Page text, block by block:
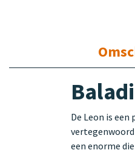
De Leon is
een enorme